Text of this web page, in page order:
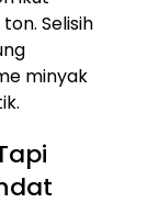
Selisih
minyak